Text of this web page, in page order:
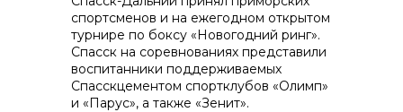
спортсменов и на ежегодном открытом
турнире по боксу «Новогодний ринг».
Спасск на соревнованиях представили
воспитанники поддерживаемых
Спасскцементом спортклубов «Олимп»
и «Парус», а также «Зенит».